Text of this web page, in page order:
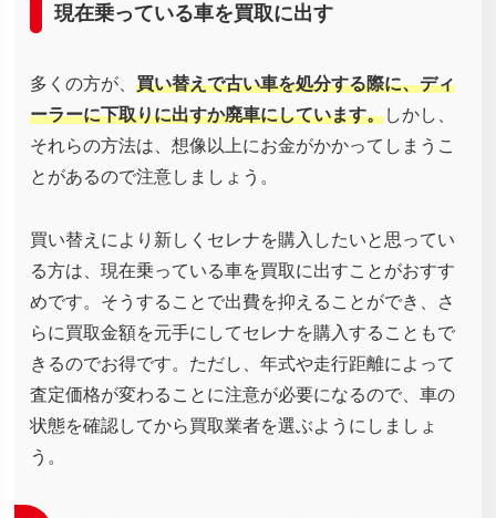
現在乗っている車を買取に出す
多くの方が、 買い替えで古い車を処分する際に、ディ
ーラーに下取りに出すか廃車にしています。しかし、
それらの方法は、想像以上にお金がかかってしまうこ
とがあるので注意しましょう。
買い替えにより新しくセレナを購入したいと思ってい
る方は、現在乗っている車を買取に出すことがおすす
めです。そうすることで出費を抑えることができ、さ
らに買取金額を元手にしてセレナを購入することもで
きるのでお得です。ただし、年式や走行距離によって
査定価格が変わることに注意が必要になるので、車の
状態を確認してから買取業者を選ぶようにしましょ
う。